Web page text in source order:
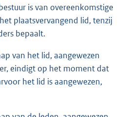
is van overeenkomstige
plaatsvervangend lid, tenzij
bepaalt.
van het lid, aangewezen
eindigt op het moment dat
het lid is aangewezen,